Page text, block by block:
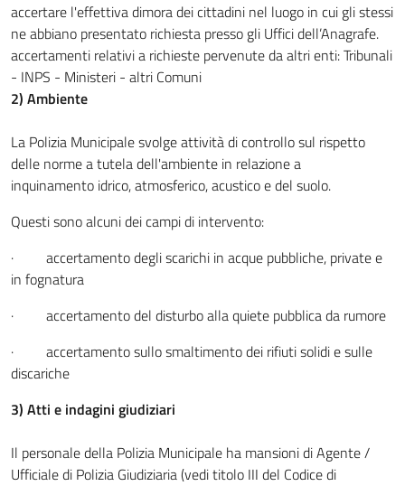
accertare l'effettiva dimora dei cittadini nel luogo in cui gli stessi
ne abbiano presentato richiesta presso gli Uffici dell’Anagrafe.
accertamenti relativi a richieste pervenute da altri enti: Tribunali
- INPS - Ministeri - altri Comuni
2) Ambiente
La Polizia Municipale svolge attività di controllo sul rispetto
delle norme a tutela dell'ambiente in relazione a
inquinamento idrico, atmosferico, acustico e del suolo.
Questi sono alcuni dei campi di intervento:
· accertamento degli scarichi in acque pubbliche, private e
in fognatura
· accertamento del disturbo alla quiete pubblica da rumore
· accertamento sullo smaltimento dei rifiuti solidi e sulle
discariche
3) Atti e indagini giudiziari
Il personale della Polizia Municipale ha mansioni di Agente /
Ufficiale di Polizia Giudiziaria (vedi titolo III del Codice di